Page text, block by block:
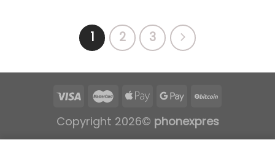
1 2 3
Copyright 2026© phonexpres